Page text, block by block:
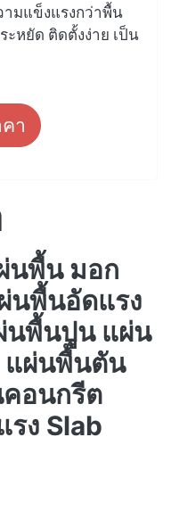
ามแข็งแรงกว่าพื้น
หยัด ติดตั้งง่าย เป็น
า
นพื้น มอก
นพื้นอัดแรง
นพื้นปูน แผ่น
แผ่นพื้นตัน
อนกรีต
รง Slab